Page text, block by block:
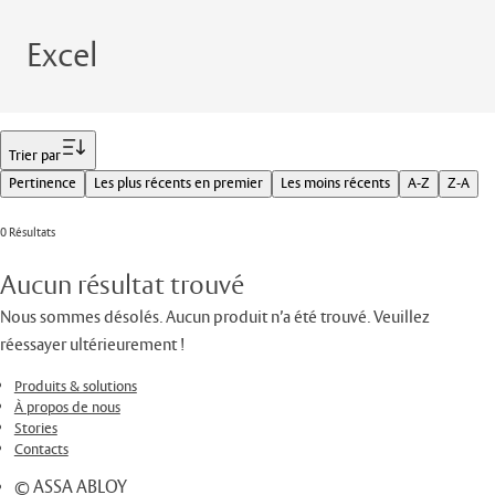
Excel
Trier par
Pertinence
Les plus récents en premier Les moins récents A-Z Z-A
0 Résultats
Aucun résultat trouvé
Nous sommes désolés. Aucun produit n’a été trouvé. Veuillez
réessayer ultérieurement !
Produits & solutions
À propos de nous
Stories
Contacts
© ASSA ABLOY